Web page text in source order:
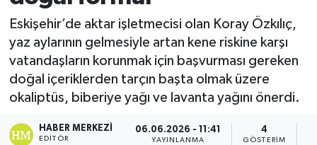
Eskişehir’de aktar işletmecisi olan Koray Özkılıç,
yaz aylarının gelmesiyle artan kene riskine karşı
vatandaşların korunmak için başvurması gereken
doğal içeriklerden tarçın başta olmak üzere
okaliptüs, biberiye yağı ve lavanta yağını önerdi.
HABER MERKEZI
EDITÖR
06.06.2026 - 11:41
YAYINLANMA
4
GÖSTERIM